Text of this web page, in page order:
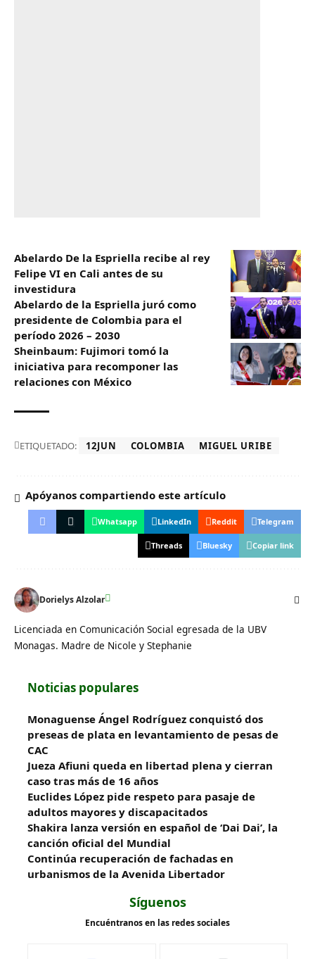
Abelardo De la Espriella recibe al rey
Felipe VI en Cali antes de su
investidura
Abelardo de la Espriella juró como
presidente de Colombia para el
período 2026 – 2030
Sheinbaum: Fujimori tomó la
iniciativa para recomponer las
relaciones con México
ETIQUETADO: 12JUN COLOMBIA MIGUEL URIBE
Apóyanos compartiendo este artículo
Whatsapp LinkedIn Reddit Telegram
Threads Bluesky Copiar link
Dorielys Alzolar
Licenciada en Comunicación Social egresada de la UBV
Monagas. Madre de Nicole y Stephanie
Noticias populares
Monaguense Ángel Rodríguez conquistó dos
preseas de plata en levantamiento de pesas de
CAC
Jueza Afiuni queda en libertad plena y cierran
caso tras más de 16 años
Euclides López pide respeto para pasaje de
adultos mayores y discapacitados
Shakira lanza versión en español de ‘Dai Dai’, la
canción oficial del Mundial
Continúa recuperación de fachadas en
urbanismos de la Avenida Libertador
Síguenos
Encuéntranos en las redes sociales